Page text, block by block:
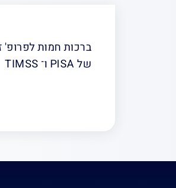
של PISA ו־ TIMSS